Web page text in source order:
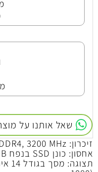
שאל אותנו על
זיכרון: 16GB DDR4, 3200 MHz
אחסון: כונן SSD בנפח 256GB מסוג M.2 PCIe NVMe